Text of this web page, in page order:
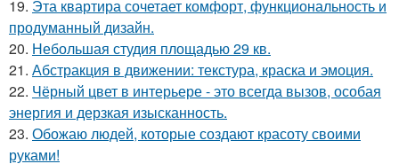
19. Эта квартира сочетает комфорт, функциональность и
продуманный дизайн.
20. Небольшая студия площадью 29 кв.
21. Абстракция в движении: текстура, краска и эмоция.
22. Чёрный цвет в интерьере - это всегда вызов, особая
энергия и дерзкая изысканность.
23. Обожаю людей, которые создают красоту своими
руками!